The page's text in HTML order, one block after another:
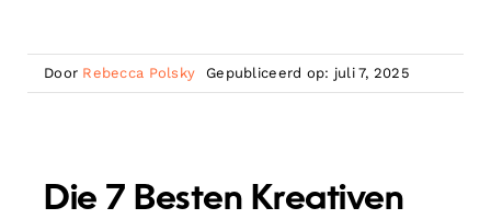
Door Rebecca Polsky Gepubliceerd op: juli 7, 2025
Die 7 Besten Kreativen